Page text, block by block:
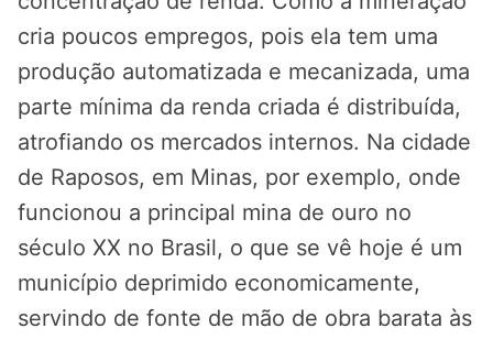
cria poucos empregos, pois ela tem uma
produção automatizada e mecanizada, uma
parte mínima da renda criada é distribuída,
atrofiando os mercados internos. Na cidade
de Raposos, em Minas, por exemplo, onde
funcionou a principal mina de ouro no
século XX no Brasil, o que se vê hoje é um
município deprimido economicamente,
servindo de fonte de mão de obra barata às